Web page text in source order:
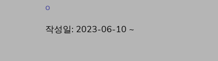
o
작성일: 2023-06-10 ~